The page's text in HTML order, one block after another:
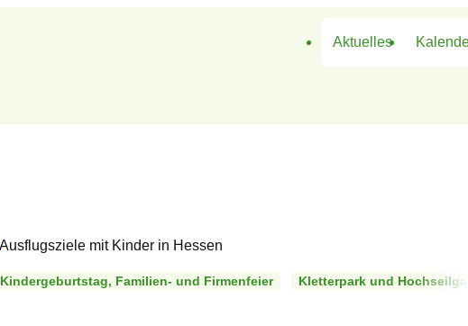
Aktuelles
Kindergeburtstag, Familien- und Firmenfeier Kletterpark und